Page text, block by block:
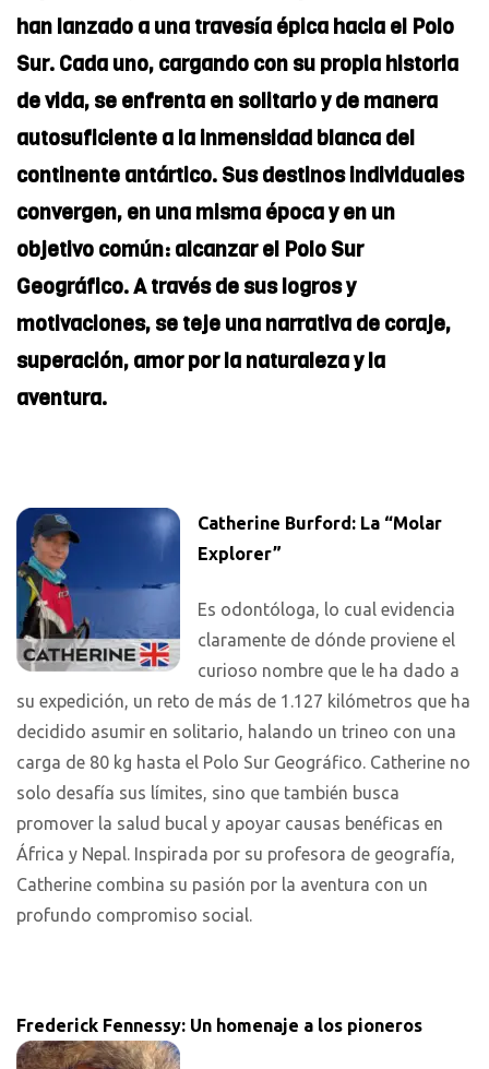
han lanzado a una travesía épica hacia el Polo
Sur. Cada uno, cargando con su propia historia
de vida, se enfrenta en solitario y de manera
autosuficiente a la inmensidad blanca del
continente antártico. Sus destinos individuales
convergen, en una misma época y en un
objetivo común: alcanzar el Polo Sur
Geográfico. A través de sus logros y
motivaciones, se teje una narrativa de coraje,
superación, amor por la naturaleza y la
aventura.
Catherine Burford: La “Molar
Explorer”
Es odontóloga, lo cual evidencia
claramente de dónde proviene el
curioso nombre que le ha dado a
su expedición, un reto de más de 1.127 kilómetros que ha
decidido asumir en solitario, halando un trineo con una
carga de 80 kg hasta el Polo Sur Geográfico. Catherine no
solo desafía sus límites, sino que también busca
promover la salud bucal y apoyar causas benéficas en
África y Nepal. Inspirada por su profesora de geografía,
Catherine combina su pasión por la aventura con un
profundo compromiso social.
Frederick Fennessy: Un homenaje a los pioneros